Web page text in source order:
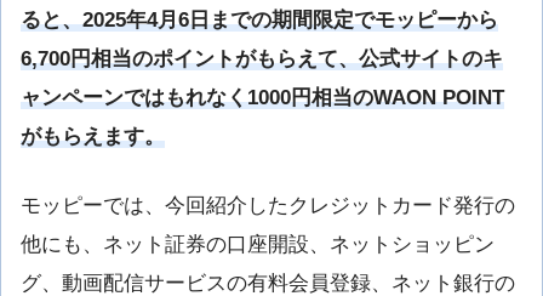
ると、2025年4月6日までの期間限定でモッピーから
6,700円相当のポイントがもらえて、公式サイトのキ
ャンペーンではもれなく1000円相当のWAON POINT
がもらえます。
モッピーでは、今回紹介したクレジットカード発行の
他にも、ネット証券の口座開設、ネットショッピン
グ、動画配信サービスの有料会員登録、ネット銀行の